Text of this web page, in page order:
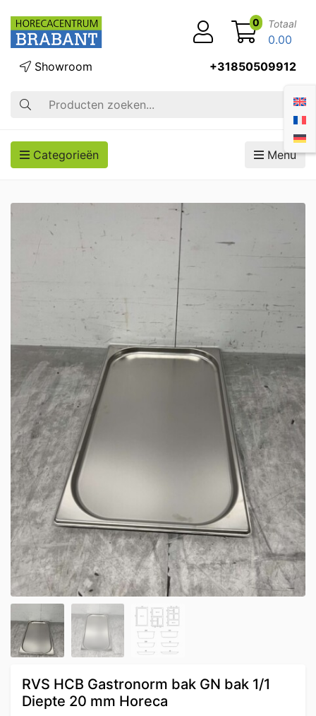
Zoek op
Showroom +31850509912
0 Totaal
0.00
Categorieën Menu
RVS HCB Gastronorm bak GN bak 1/1
Diepte 20 mm Horeca